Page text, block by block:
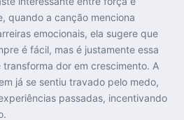
quando a canção menciona
emocionais, ela sugere que
é fácil, mas é justamente essa
dor em crescimento. A
já se sentiu travado pelo medo,
passadas, incentivando